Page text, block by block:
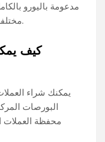
مدعومة باليورو
مختلفة، مما يوفر مخزنًا مستقرًا وآمنًا للقيمة.
كيف
يمكنك شراء
البورصات
محفظة العملات